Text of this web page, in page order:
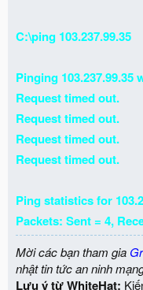
C:\ping 103.237.99.35
Pinging 103.237.99.35
Request timed out.
Request timed out.
Request timed out.
Request timed out.
Ping statistics for
Packets: Sent = 4,
Mời các bạn tham gia
nhật tin tức an ninh
Lưu ý từ WhiteHat: